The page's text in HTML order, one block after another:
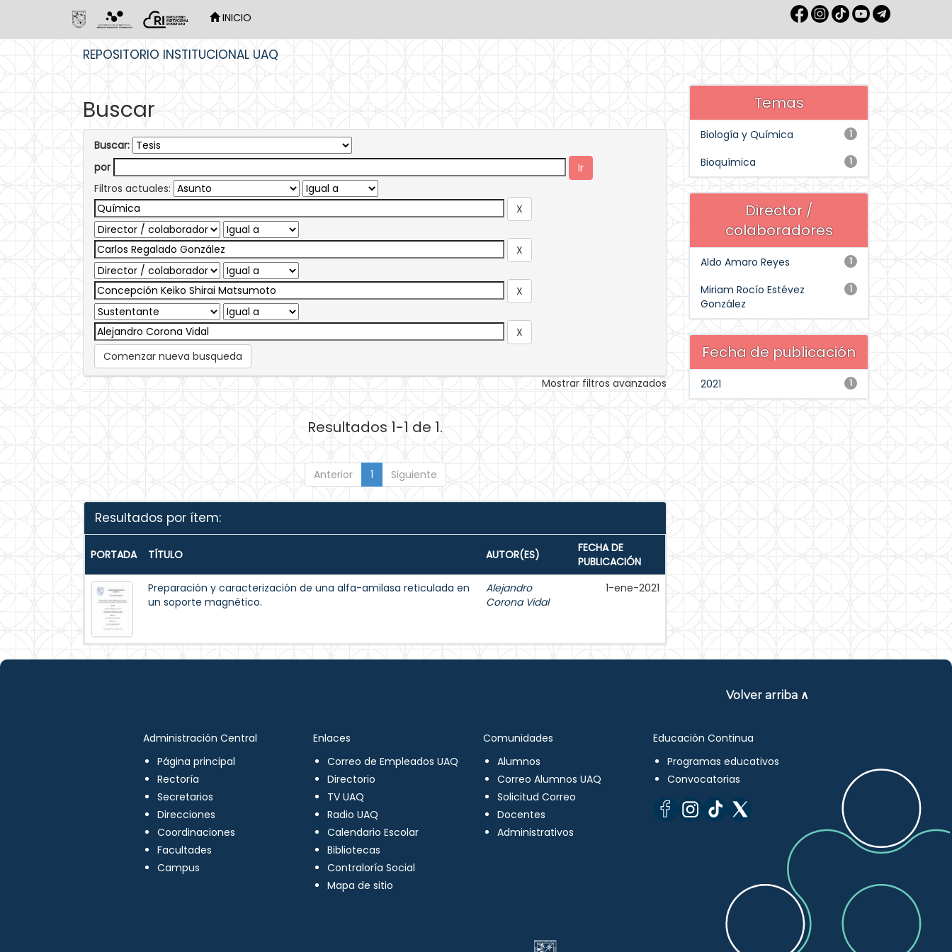
INICIO
REPOSITORIO INSTITUCIONAL UAQ
Buscar
Buscar:
por
Filtros actuales:
Comenzar nueva busqueda
Mostrar filtros avanzados
Resultados 1-1 de 1.
Anterior 1 Siguiente
Resultados por ítem:
PORTADA TÍTULO AUTOR(ES)
FECHA DE
PUBLICACIÓN
Preparación y caracterización de una alfa-amilasa reticulada en
un soporte magnético.
Alejandro
Corona Vidal
1-ene-2021
Temas
1
Biología y Química
1
Bioquímica
Director /
colaboradores
1
Aldo Amaro Reyes
1
Miriam Rocío Estévez
González
Fecha de publicación
1
2021
Volver arriba ∧
Administración Central
Página principal
Rectoría
Secretarios
Direcciones
Coordinaciones
Facultades
Campus
Enlaces
Correo de Empleados UAQ
Directorio
TV UAQ
Radio UAQ
Calendario Escolar
Bibliotecas
Contraloría Social
Mapa de sitio
Comunidades
Alumnos
Correo Alumnos UAQ
Solicitud Correo
Docentes
Administrativos
Educación Continua
Programas educativos
Convocatorias